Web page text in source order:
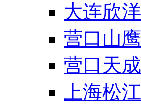
大连欣洋
营口山鹰
营口天成
上海松江